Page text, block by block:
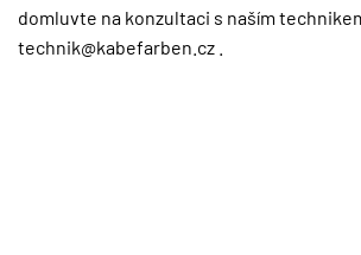
domluvte na konzultaci s naším
technik@kabefarben.cz